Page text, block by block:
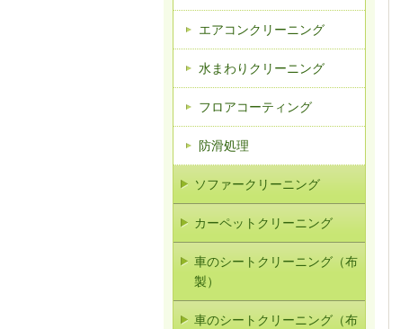
エアコンクリーニング
水まわりクリーニング
フロアコーティング
防滑処理
ソファークリーニング
カーペットクリーニング
車のシートクリーニング（布
製）
車のシートクリーニング（布